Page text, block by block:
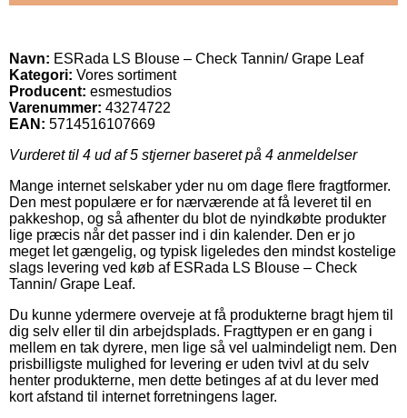
Navn: ESRada LS Blouse – Check Tannin/ Grape Leaf
Kategori: Vores sortiment
Producent: esmestudios
Varenummer: 43274722
EAN: 5714516107669
Vurderet til 4 ud af 5 stjerner baseret på 4 anmeldelser
Mange internet selskaber yder nu om dage flere fragtformer.
Den mest populære er for nærværende at få leveret til en
pakkeshop, og så afhenter du blot de nyindkøbte produkter
lige præcis når det passer ind i din kalender. Den er jo
meget let gængelig, og typisk ligeledes den mindst kostelige
slags levering ved køb af ESRada LS Blouse – Check
Tannin/ Grape Leaf.
Du kunne ydermere overveje at få produkterne bragt hjem til
dig selv eller til din arbejdsplads. Fragttypen er en gang i
mellem en tak dyrere, men lige så vel ualmindeligt nem. Den
prisbilligste mulighed for levering er uden tvivl at du selv
henter produkterne, men dette betinges af at du lever med
kort afstand til internet forretningens lager.